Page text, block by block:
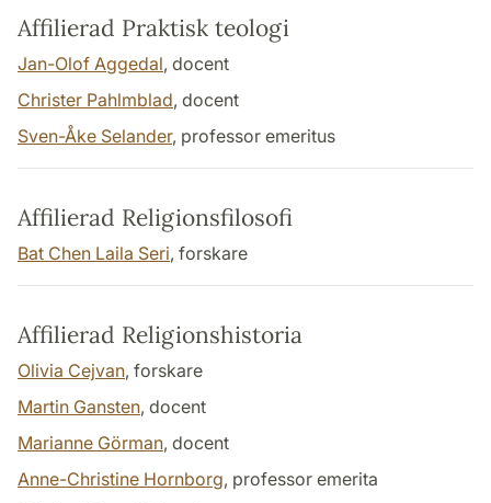
Affilierad Praktisk teologi
Jan-Olof Aggedal, docent
Christer Pahlmblad, docent
Sven-Åke Selander, professor emeritus
Affilierad Religionsfilosofi
Bat Chen Laila Seri, forskare
Affilierad Religionshistoria
Olivia Cejvan, forskare
Martin Gansten, docent
Marianne Görman, docent
Anne-Christine Hornborg, professor emerita